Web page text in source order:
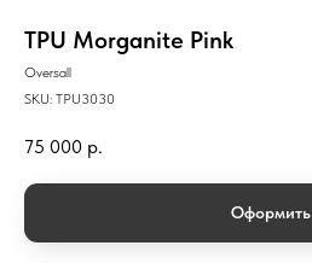
TPU Morganite Pink
Oversall
SKU: TPU3030
75 000 р.
Оформить